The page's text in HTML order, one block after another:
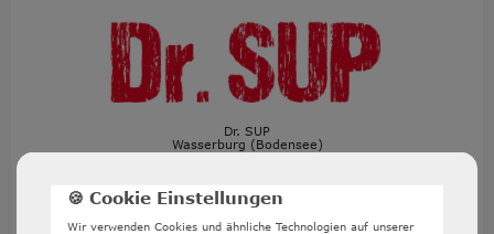
Dr. SUP
Wasserburg (Bodensee)
Wir verwenden Cookies und ähnliche Technologien auf unserer